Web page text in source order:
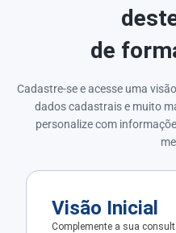
de
Cadastre-se e acesse uma
dados cadastrais e muito
personalize com
Visão Inicial
Complemente a sua